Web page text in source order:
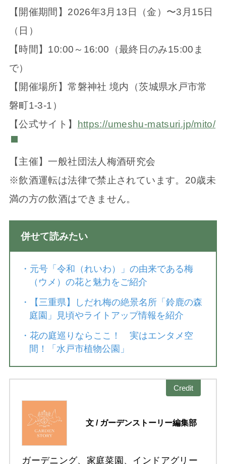
【開催期間】2026年3月13日（金）〜3月15日
（日）
【時間】10:00～16:00（最終日のみ15:00ま
で）
【開催場所】常磐神社 境内（茨城県水戸市常
磐町1-3-1）
【公式サイト】
https://umeshu-matsuri.jp/mito/
【主催】一般社団法人梅酒研究会
※飲酒運転は法律で禁止されています。20歳未
満の方の飲酒はできません。
併せて読みたい
・ 元号「令和（れいわ）」の由来である梅
（ウメ）の花と魅力をご紹介
・
【三重県】しだれ梅の絶景名所「鈴鹿の森
庭園」見頃やライトアップ情報を紹介
・ 花の庭巡りならここ！ 実はエンタメ空
間！「水戸市植物公園」
Credit
文 / ガーデンストーリー編集部
ガーデニング、家庭菜園、インドアグリー